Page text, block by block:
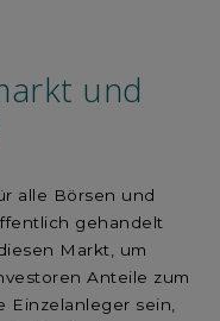
und
alle Börsen und
gehandelt
Markt, um
Anteile zum
Einzelanleger sein,